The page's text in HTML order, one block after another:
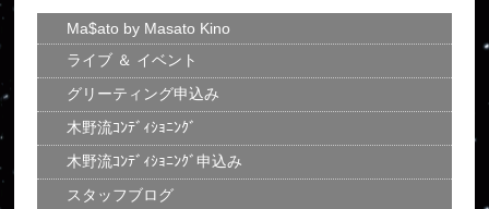
Ma$ato by Masato Kino
ライブ ＆ イベント
グリーティング申込み
木野流ｺﾝﾃﾞｨｼｮﾆﾝｸﾞ
木野流ｺﾝﾃﾞｨｼｮﾆﾝｸﾞ申込み
スタッフブログ